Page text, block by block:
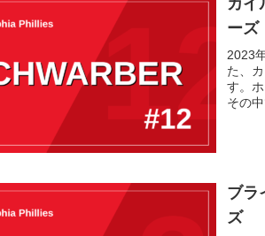
ーズ
2023
た、
す。
その
ブラ
ズ